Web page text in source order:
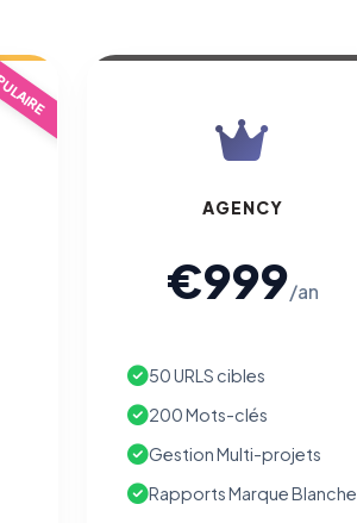
AGENCY
€999/an
50 URLS cibles
200 Mots-clés
Gestion Multi-projets
Rapports Marque Blanche